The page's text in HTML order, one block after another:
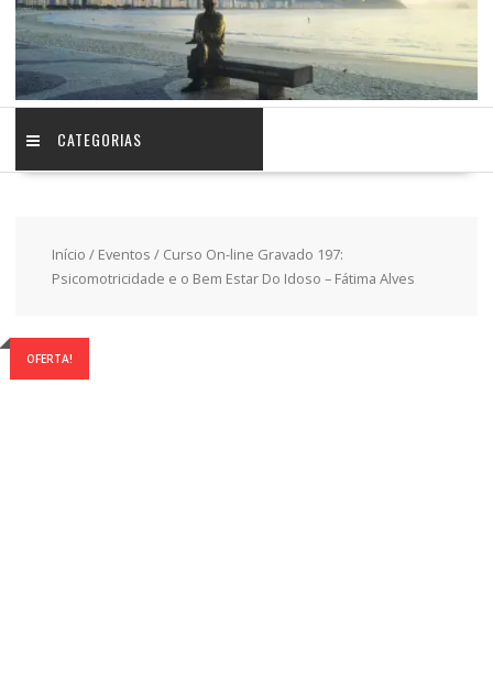
CATEGORIAS
Início / Eventos / Curso On-line Gravado 197:
Psicomotricidade e o Bem Estar Do Idoso – Fátima Alves
OFERTA!